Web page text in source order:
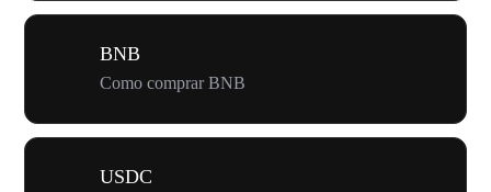
BNB
Como comprar BNB
USDC